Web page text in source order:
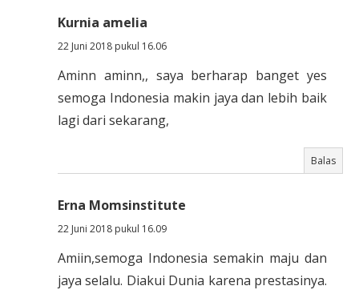
Kurnia amelia
22 Juni 2018 pukul 16.06
Aminn aminn,, saya berharap banget yes
semoga Indonesia makin jaya dan lebih baik
lagi dari sekarang,
Balas
Erna Momsinstitute
22 Juni 2018 pukul 16.09
Amiin,semoga Indonesia semakin maju dan
jaya selalu. Diakui Dunia karena prestasinya.